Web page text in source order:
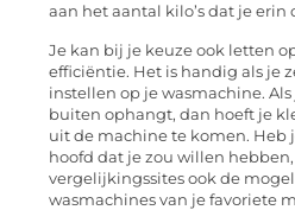
aan het aantal kilo’s dat je erin
Je kan bij je keuze ook letten
efficiëntie. Het is handig als je
instellen op je wasmachine.
buiten ophangt, dan hoeft je
uit de machine te komen. Heb
hoofd dat je zou willen
vergelijkingssites ook de
wasmachines van je favoriete